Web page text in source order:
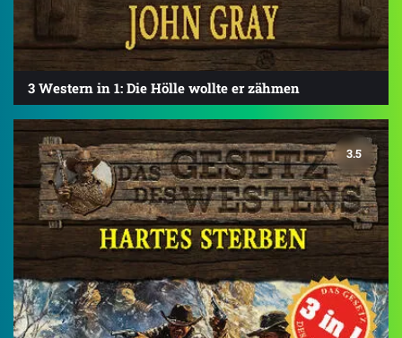
3 Western in 1: Die Hölle wollte er zähmen
3.5